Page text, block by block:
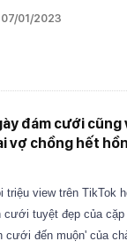
01/2023
đám cưới
vợ chồng hết
triệu view trên TikTok
cưới tuyệt đẹp của
cưới đến muộn' của